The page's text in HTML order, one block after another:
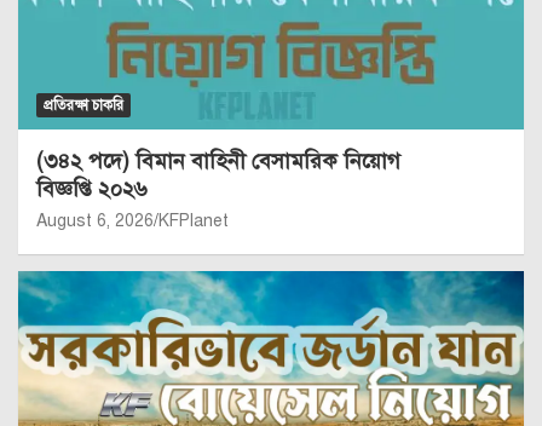
প্রতিরক্ষা চাকরি
(৩৪২ পদে) বিমান বাহিনী বেসামরিক নিয়োগ
বিজ্ঞপ্তি ২০২৬
August 6, 2026 KFPlanet